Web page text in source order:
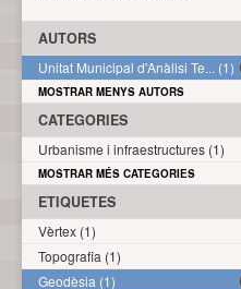
AUTORS
Unitat Municipal d'Anàlisi Te... (1)
MOSTRAR MENYS AUTORS
CATEGORIES
Urbanisme i infraestructures (1)
MOSTRAR MÉS CATEGORIES
ETIQUETES
Vèrtex (1)
Topografia (1)
Geodèsia (1)